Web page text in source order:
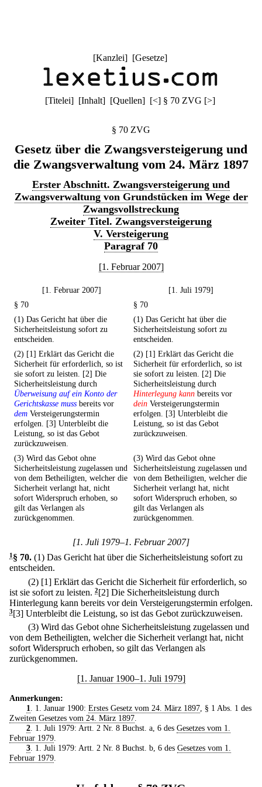
[Kanzlei] [Gesetze]
[Titelei] [Inhalt] [Quellen] [<] § 70 ZVG [>]
§ 70 ZVG
Gesetz über die Zwangsversteigerung und
die Zwangsverwaltung vom 24. März 1897
Erster Abschnitt. Zwangsversteigerung und
Zwangsverwaltung von Grundstücken im Wege der
Zwangsvollstreckung
Zweiter Titel. Zwangsversteigerung
V. Versteigerung
Paragraf 70
[1. Februar 2007]
[1. Februar 2007]
[1. Juli 1979]
§ 70
§ 70
(1) Das Gericht hat über die
Sicherheitsleistung sofort zu
entscheiden.
(1) Das Gericht hat über die
Sicherheitsleistung sofort zu
entscheiden.
(2) [1] Erklärt das Gericht die
Sicherheit für erforderlich, so ist
sie sofort zu leisten. [2] Die
Sicherheitsleistung durch
Überweisung auf ein Konto der
Gerichtskasse muss bereits vor
dem Versteigerungstermin
erfolgen. [3] Unterbleibt die
Leistung, so ist das Gebot
zurückzuweisen.
(2) [1] Erklärt das Gericht die
Sicherheit für erforderlich, so ist
sie sofort zu leisten. [2] Die
Sicherheitsleistung durch
Hinterlegung kann bereits vor
dein Versteigerungstermin
erfolgen. [3] Unterbleibt die
Leistung, so ist das Gebot
zurückzuweisen.
(3) Wird das Gebot ohne
Sicherheitsleistung zugelassen und
von dem Betheiligten, welcher die
Sicherheit verlangt hat, nicht
sofort Widerspruch erhoben, so
gilt das Verlangen als
zurückgenommen.
(3) Wird das Gebot ohne
Sicherheitsleistung zugelassen und
von dem Betheiligten, welcher die
Sicherheit verlangt hat, nicht
sofort Widerspruch erhoben, so
gilt das Verlangen als
zurückgenommen.
[1. Juli 1979–1. Februar 2007]
1§ 70. (1) Das Gericht hat über die Sicherheitsleistung sofort zu
entscheiden.
(2) [1] Erklärt das Gericht die Sicherheit für erforderlich, so
ist sie sofort zu leisten. 2[2] Die Sicherheitsleistung durch
Hinterlegung kann bereits vor dein Versteigerungstermin erfolgen.
3[3] Unterbleibt die Leistung, so ist das Gebot zurückzuweisen.
(3) Wird das Gebot ohne Sicherheitsleistung zugelassen und
von dem Betheiligten, welcher die Sicherheit verlangt hat, nicht
sofort Widerspruch erhoben, so gilt das Verlangen als
zurückgenommen.
[1. Januar 1900–1. Juli 1979]
Anmerkungen:
1
. 1. Januar 1900: Erstes Gesetz vom 24. März 1897, § 1 Abs. 1 des
Zweiten Gesetzes vom 24. März 1897
2. 1. Juli 1979: Artt. 2 Nr. 8 Buchst. a, 6 des Gesetzes vom 1.
Februar 1979
3. 1. Juli 1979: Artt. 2 Nr. 8 Buchst. b, 6 des Gesetzes vom 1.
Februar 1979